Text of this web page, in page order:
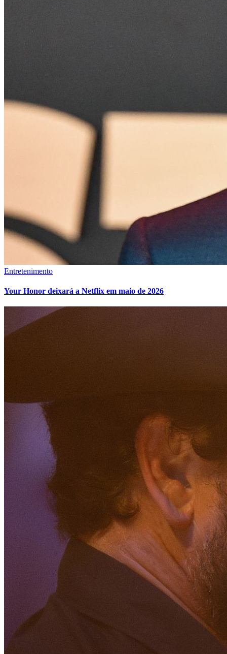
Entretenimento
Your Honor deixará a Netflix em maio de 2026